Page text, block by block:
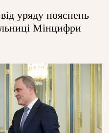
уряду пояснень
Мінцифри